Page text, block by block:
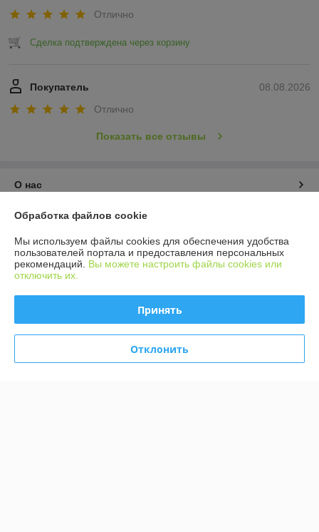
Отлично
Сделка подтверждена через корзину
08.08.2026
Покупатель
Отлично
Показать все отзывы
О нас
Контакты
Доставка и оплата
Политика обработки cookies
Обработка файлов cookie
Мы используем файлы cookies для обеспечения удобства
пользователей портала и предоставления персональных
рекомендаций. Вы можете настроить файлы cookies или
отключить их.
Принять
Отклонить